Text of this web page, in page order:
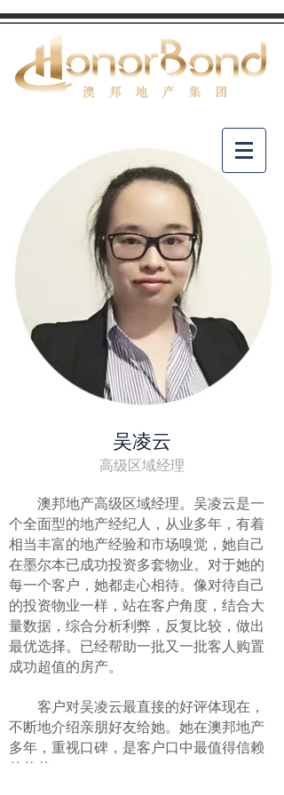
吴凌云
高级区域经理
澳邦地产高级区域经理。吴凌云是一
个全面型的地产经纪人，从业多年，有着
相当丰富的地产经验和市场嗅觉，她自己
在墨尔本已成功投资多套物业。对于她的
每一个客户，她都走心相待。像对待自己
的投资物业一样，站在客户角度，结合大
量数据，综合分析利弊，反复比较，做出
最优选择。已经帮助一批又一批客人购置
成功超值的房产。
客户对吴凌云最直接的好评体现在，
不断地介绍亲朋好友给她。她在澳邦地产
多年，重视口碑，是客户口中最值得信赖
的伙伴。